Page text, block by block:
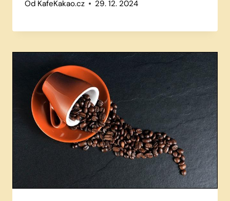
Od KafeKakao.cz 29. 12. 2024